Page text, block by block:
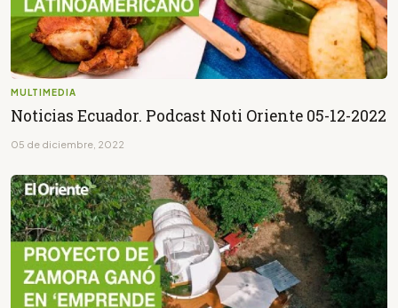
MULTIMEDIA
Noticias Ecuador. Podcast Noti Oriente 05-12-2022
05 de diciembre, 2022